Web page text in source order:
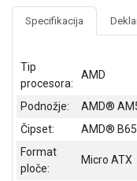
KABLOVI I
ADAPTERI
KANCELARIJSKI
MATERIJAL
SVE
ZA
Specifikacija
Tip
procesora:
AMD
Podnožje:
AMD®
Čipset:
AMD®
Format
ploče:
Micro ATX